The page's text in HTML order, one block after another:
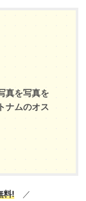
真を写真を
ナムのオス
料! ／